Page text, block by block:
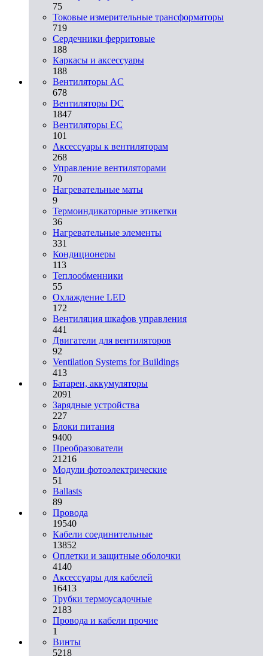
75
Токовые измерительные трансформаторы
719
Сердечники ферритовые
188
Каркасы и аксессуары
188
Вентиляторы AC
678
Вентиляторы DC
1847
Вентиляторы EC
101
Аксессуары к вентиляторам
268
Управление вентиляторами
70
Нагревательные маты
9
Термоиндикаторные этикетки
36
Нагревательные элементы
331
Кондиционеры
113
Теплообменники
55
Охлаждение LED
172
Вентиляция шкафов управления
441
Двигатели для вентиляторов
92
Ventilation Systems for Buildings
413
Батареи, аккумуляторы
2091
Зарядные устройства
227
Блоки питания
9400
Преобразователи
21216
Модули фотоэлектрические
51
Ballasts
89
Провода
19540
Кабели соединительные
13852
Оплетки и защитные оболочки
4140
Аксессуары для кабелей
16413
Трубки термоусадочные
2183
Провода и кабели прочие
1
Винты
5218